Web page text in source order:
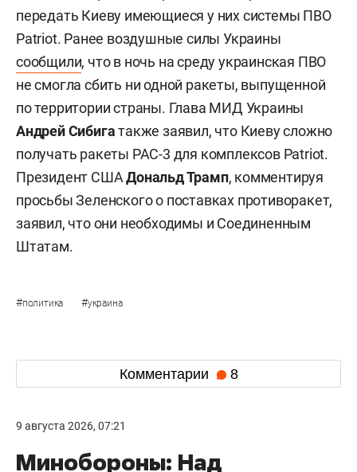
передать Киеву имеющиеся у них системы ПВО
Patriot. Ранее воздушные силы Украины
сообщили, что в ночь на среду украинская ПВО
не смогла сбить ни одной ракеты, выпущенной
по территории страны. Глава МИД Украины
Андрей Сибигатакже заявил, что Киеву сложно
получать ракеты PAC-3 для комплексов Patriot.
Президент СШАДональд Трамп, комментируя
просьбы Зеленского о поставках противоракет,
заявил, что они необходимы и Соединенным
Штатам.
#политика #украина
Комментарии 8
9 августа 2026, 07:21
Минобороны: Над